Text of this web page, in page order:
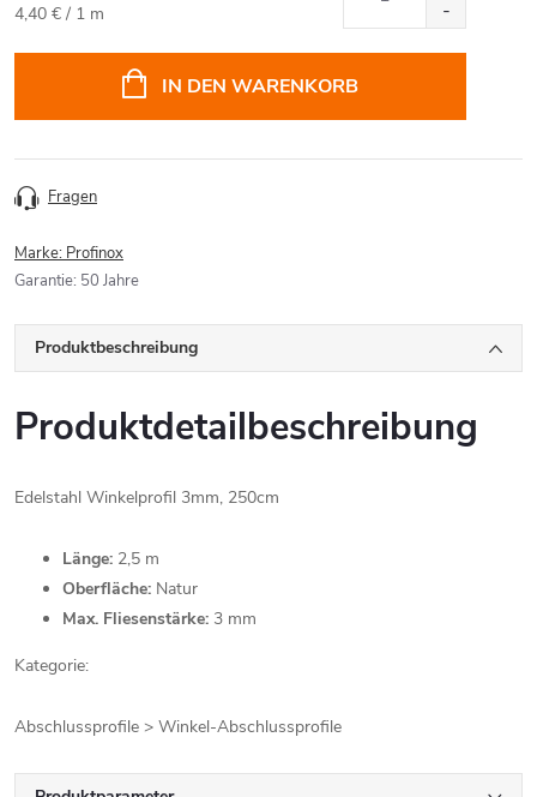
Verkaufspreis:
4,40 € / 1 m
IN DEN WARENKORB
Fragen
Marke: Profinox
Garantie: 50 Jahre
Produktbeschreibung
Produktdetailbeschreibung
Edelstahl Winkelprofil 3mm, 250cm
Länge: 2,5 m
Oberfläche: Natur
Max. Fliesenstärke: 3 mm
Kategorie:
Abschlussprofile > Winkel-Abschlussprofile